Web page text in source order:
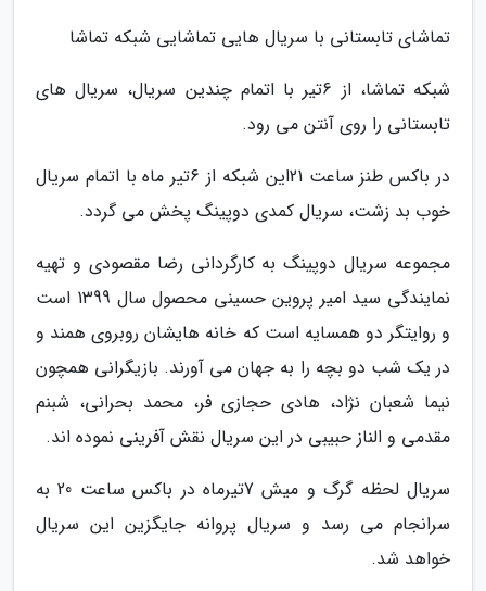
تماشای تابستانی با سریال هایی تماشایی شبکه تماشا
شبکه تماشا، از 6تیر با اتمام چندین سریال، سریال های
تابستانی را روی آنتن می رود.
در باکس طنز ساعت 21این شبکه از 6تیر ماه با اتمام سریال
خوب بد زشت، سریال کمدی دوپینگ پخش می گردد.
مجموعه سریال دوپینگ به کارگردانی رضا مقصودی و تهیه
نمایندگی سید امیر پروین حسینی محصول سال 1399 است
و روایتگر دو همسایه است که خانه هایشان روبروی همند و
در یک شب دو بچه را به جهان می آورند. بازیگرانی همچون
نیما شعبان نژاد، هادی حجازی فر، محمد بحرانی، شبنم
مقدمی و الناز حبیبی در این سریال نقش آفرینی نموده اند.
سریال لحظه گرگ و میش 7تیرماه در باکس ساعت 20 به
سرانجام می رسد و سریال پروانه جایگزین این سریال
خواهد شد.